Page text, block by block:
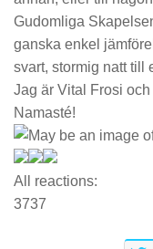
Gudomliga
ganska enkel
svart, stormig natt till
Jag är Vital Frosi
Namasté!
All reactions:
3737